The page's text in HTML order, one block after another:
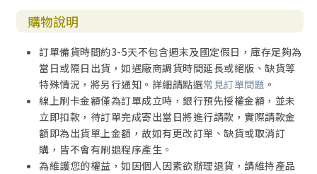
購物說明
訂單備貨時間約3-5天不包含週末及國定假日，庫存足夠為
當日或隔日出貨，如遇廠商調貨時間延長或絕版、缺貨等
特殊情況，將另行通知。詳細請點選常見訂單問題 。
線上刷卡金額僅為訂單成立時，銀行預先授權金額，並未
立即扣款，待訂單完成寄出當日將進行請款，實際請款金
額即為出貨單上金額，故如有更改訂單、缺貨或取消訂
購，皆不會有刷退程序產生。
為維護您的權益，如因個人因素欲辦理退貨，請維持產品